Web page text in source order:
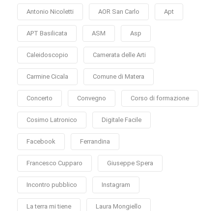
Antonio Nicoletti AOR San Carlo Apt
APT Basilicata ASM Asp
Caleidoscopio Camerata delle Arti
Carmine Cicala Comune di Matera
Concerto Convegno Corso di formazione
Cosimo Latronico Digitale Facile
Facebook Ferrandina
Francesco Cupparo Giuseppe Spera
Incontro pubblico Instagram
La terra mi tiene Laura Mongiello